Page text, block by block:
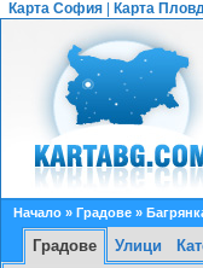
Карта София Карта
Начало » Градове »
Градове Улици